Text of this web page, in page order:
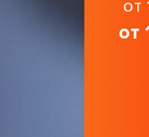
от
от